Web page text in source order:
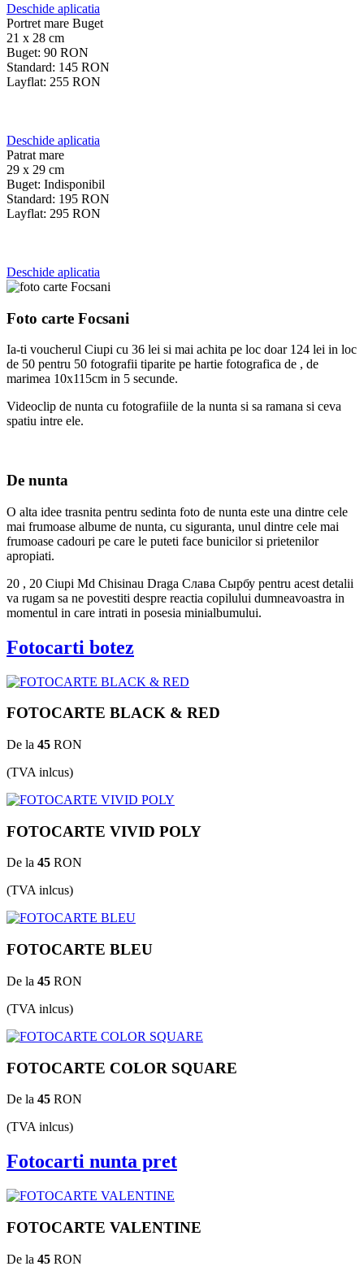
Deschide aplicatia
Portret mare Buget
21 x 28 cm
Buget: 90 RON
Standard: 145 RON
Layflat: 255 RON
Deschide aplicatia
Patrat mare
29 x 29 cm
Buget: Indisponibil
Standard: 195 RON
Layflat: 295 RON
Deschide aplicatia
Foto carte Focsani
Ia-ti voucherul Ciupi cu 36 lei si mai achita pe loc doar 124 lei in loc
de 50 pentru 50 fotografii tiparite pe hartie fotografica de , de
marimea 10x115cm in 5 secunde.
Videoclip de nunta cu fotografiile de la nunta si sa ramana si ceva
spatiu intre ele.
De nunta
O alta idee trasnita pentru sedinta foto de nunta este una dintre cele
mai frumoase albume de nunta, cu siguranta, unul dintre cele mai
frumoase cadouri pe care le puteti face bunicilor si prietenilor
apropiati.
20 , 20 Ciupi Md Chisinau Draga Слава Сырбу pentru acest detalii
va rugam sa ne povestiti despre reactia copilului dumneavoastra in
momentul in care intrati in posesia minialbumului.
Fotocarti botez
FOTOCARTE BLACK & RED
De la 45 RON
(TVA inlcus)
FOTOCARTE VIVID POLY
De la 45 RON
(TVA inlcus)
FOTOCARTE BLEU
De la 45 RON
(TVA inlcus)
FOTOCARTE COLOR SQUARE
De la 45 RON
(TVA inlcus)
Fotocarti nunta pret
FOTOCARTE VALENTINE
De la 45 RON